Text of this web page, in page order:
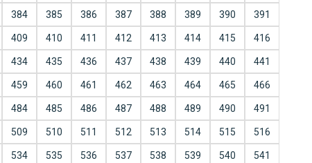
384 385 386 387 388 389 390 391
409 410 411 412 413 414 415 416
434 435 436 437 438 439 440 441
459 460 461 462 463 464 465 466
484 485 486 487 488 489 490 491
509 510 511 512 513 514 515 516
534 535 536 537 538 539 540 541